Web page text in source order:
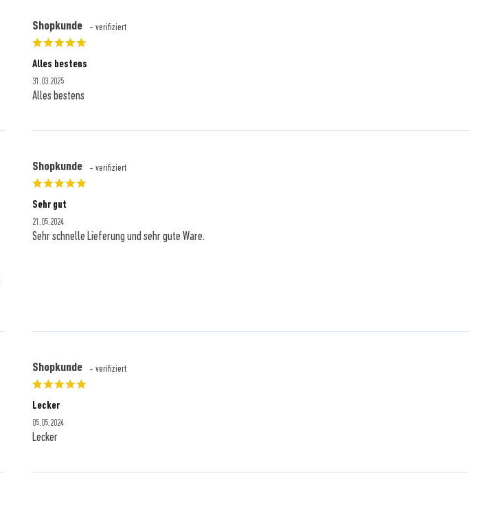
Shopkunde - verifiziert
Alles bestens
31.03.2025
Alles bestens
Shopkunde - verifiziert
Sehr gut
21.05.2024
Sehr schnelle Lieferung und sehr gute Ware.
Shopkunde - verifiziert
Lecker
05.05.2024
Lecker